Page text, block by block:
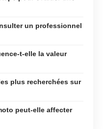
un professionnel
t-elle la valeur
plus recherchées sur
peut-elle affecter